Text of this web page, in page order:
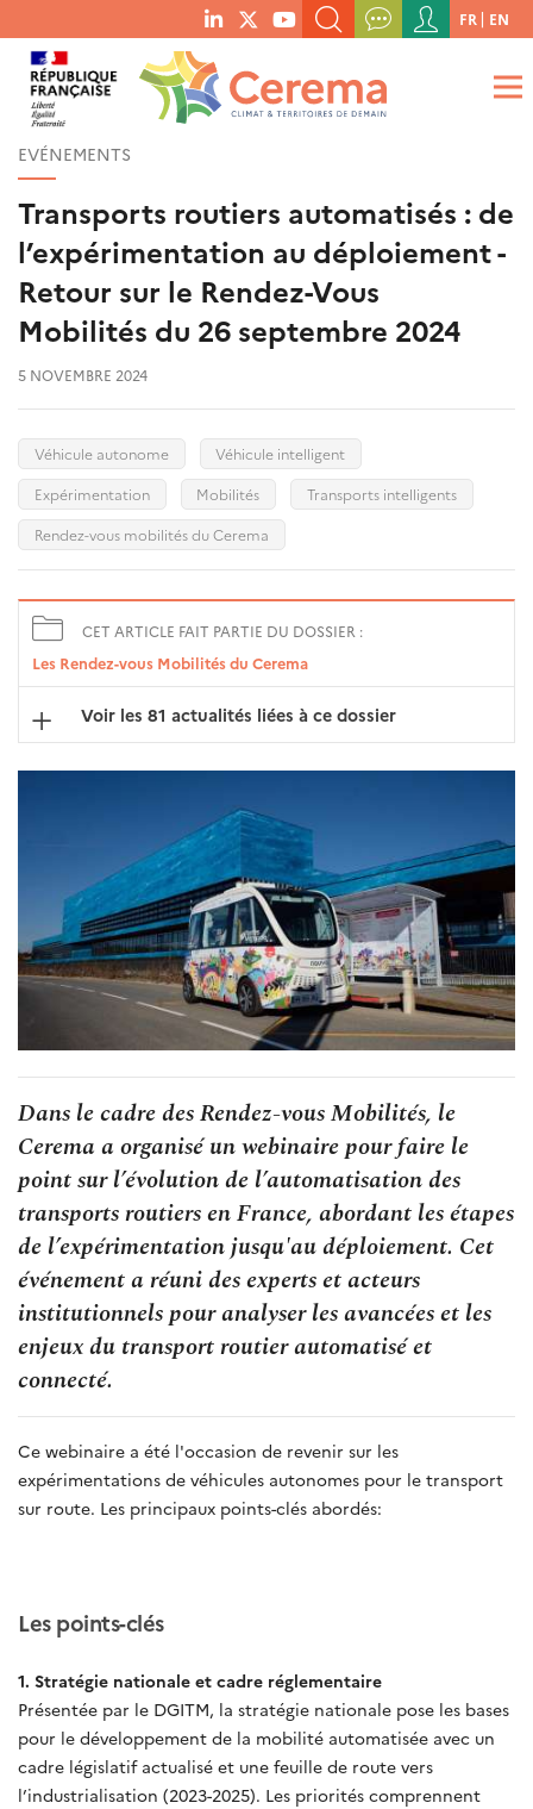
menu
social
links
RECHERCHER UN MOT-CLÉ, UNE PUBLICATION, ETC.
QUE RECHERCHEZ-VOUS ?
Menu
du
compte
de
FR EN
EVÉNEMENTS
Transports routiers automatisés : de
l’expérimentation au déploiement -
Retour sur le Rendez-Vous
Mobilités du 26 septembre 2024
5 NOVEMBRE 2024
Véhicule autonome
Véhicule intelligent
Expérimentation
Mobilités
Transports intelligents
Rendez-vous mobilités du Cerema
CET ARTICLE FAIT PARTIE DU DOSSIER :
Les Rendez-vous Mobilités du Cerema
Voir les 81 actualités liées à ce dossier
Dans le cadre des Rendez-vous Mobilités, le
Cerema a organisé un webinaire pour faire le
point sur l’évolution de l’automatisation des
transports routiers en France, abordant les étapes
de l’expérimentation jusqu'au déploiement. Cet
événement a réuni des experts et acteurs
institutionnels pour analyser les avancées et les
enjeux du transport routier automatisé et
connecté.
Ce webinaire a été l'occasion de revenir sur les
expérimentations de véhicules autonomes pour le transport
sur route. Les principaux points-clés abordés:
Les points-clés
1. Stratégie nationale et cadre réglementaire
Présentée par le DGITM, la stratégie nationale pose les bases
pour le développement de la mobilité automatisée avec un
cadre législatif actualisé et une feuille de route vers
l’industrialisation (2023-2025). Les priorités comprennent